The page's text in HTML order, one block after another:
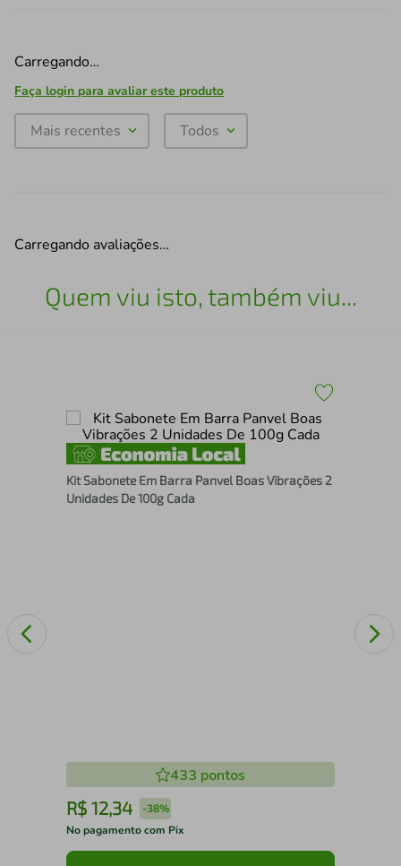
Carregando…
Faça login para avaliar este produto
Mais recentes Todos
Carregando avaliações…
Quem viu isto, também viu...
Kit Sabonete Em Barra Panvel Boas Vibrações 2
Unidades De 100g Cada
433 pontos
R$ 12,34 -38%
No pagamento com Pix